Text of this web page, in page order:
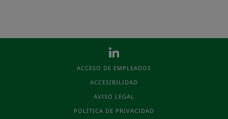
ACCESO DE EMPLEADOS
ACCESIBILIDAD
AVISO LEGAL
POLÍTICA DE PRIVACIDAD